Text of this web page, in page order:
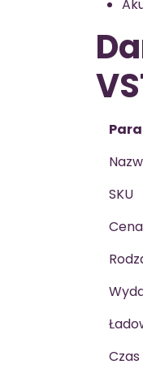
SKU
Cena
Czas